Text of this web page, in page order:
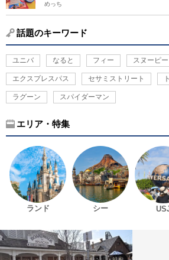
めっち
話題のキーワード
ユニバ なると フィー スヌーピー
エクスプレスパス セサミストリート
ラグーン スパイダーマン
エリア・特集
ランド シー